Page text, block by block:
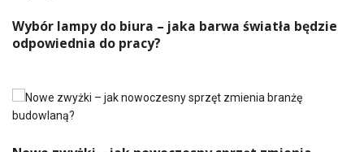
Wybór lampy do biura – jaka barwa światła będzie
odpowiednia do pracy?